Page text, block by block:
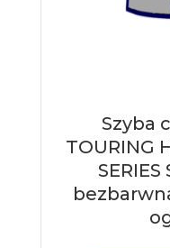
Szyba
TOURING
SERIES